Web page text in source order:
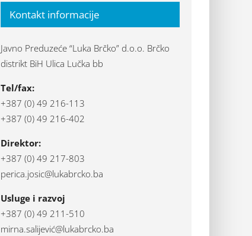
Kontakt informacije
Javno Preduzeće “Luka Brčko” d.o.o. Brčko
distrikt BiH Ulica Lučka bb
Tel/fax:
+387 (0) 49 216-113
+387 (0) 49 216-402
Direktor:
+387 (0) 49 217-803
perica.josic@lukabrcko.ba
Usluge i razvoj
+387 (0) 49 211-510
mirna.salijević@lukabrcko.ba